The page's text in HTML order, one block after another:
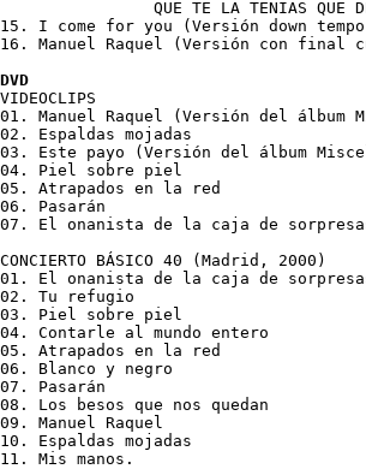
15. I come for you (Versión down tempo
16. Manuel Raquel (Versión con final
DVD
VIDEOCLIPS
01. Manuel Raquel (Versión del álbum
02. Espaldas mojadas
03. Este payo (Versión del álbum
04. Piel sobre piel
05. Atrapados en la red
06. Pasarán
07. El onanista de la caja de
CONCIERTO BÁSICO 40 (Madrid, 2000)
01. El onanista de la caja de
02. Tu refugio
03. Piel sobre piel
04. Contarle al mundo entero
05. Atrapados en la red
06. Blanco y negro
07. Pasarán
08. Los besos que nos quedan
09. Manuel Raquel
10. Espaldas mojadas
11. Mis manos.